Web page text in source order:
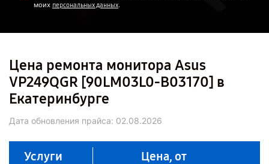
моих персональных данных.
Цена ремонта монитора Asus
VP249QGR [90LM03L0-B03170] в
Екатеринбурге
Дата обновления прайса: 02.08.2026
Услуги Цена, от